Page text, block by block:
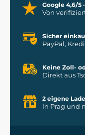
Google 4,6/5
Von
Sicher
PayPal,
Keine Zoll-
Direkt aus
2 eigene
In Prag und